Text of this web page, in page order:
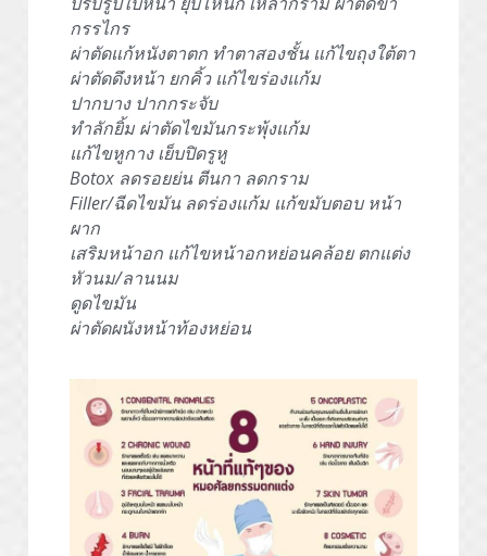
กรรไกร
ผ่าตัดแก้หนังตาตก ทำตาสองชั้น แก้ไขถุงใต้ตา
ผ่าตัดดึงหน้า ยกคิ้ว แก้ไขร่องแก้ม
ปากบาง ปากกระจับ
ทำลักยิ้ม ผ่าตัดไขมันกระพุ้งแก้ม
แก้ไขหูกาง เย็บปิดรูหู
Botox ลดรอยย่น ตีนกา ลดกราม
Filler/ฉีดไขมัน ลดร่องแก้ม แก้ขมับตอบ หน้า
ผาก
เสริมหน้าอก แก้ไขหน้าอกหย่อนคล้อย ตกแต่ง
หัวนม/ลานนม
ดูดไขมัน
ผ่าตัดผนังหน้าท้องหย่อน